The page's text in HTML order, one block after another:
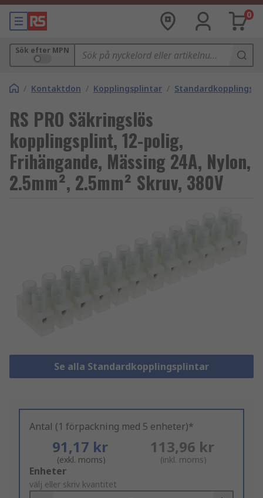
0
Sök efter MPN
/ Kontaktdon / Kopplingsplintar /
RS PRO Säkringslös
kopplingsplint, 12-polig,
Frihängande, Mässing 24A, Nylon,
2.5mm², 2.5mm² Skruv, 380V
Se alla Standardkopplingsplintar
Antal (1 förpackning med 5 enheter)*
91,17 kr
(exkl. moms)
113,96 kr
(inkl. moms)
Add
to
Enheter
välj eller skriv kvantitet